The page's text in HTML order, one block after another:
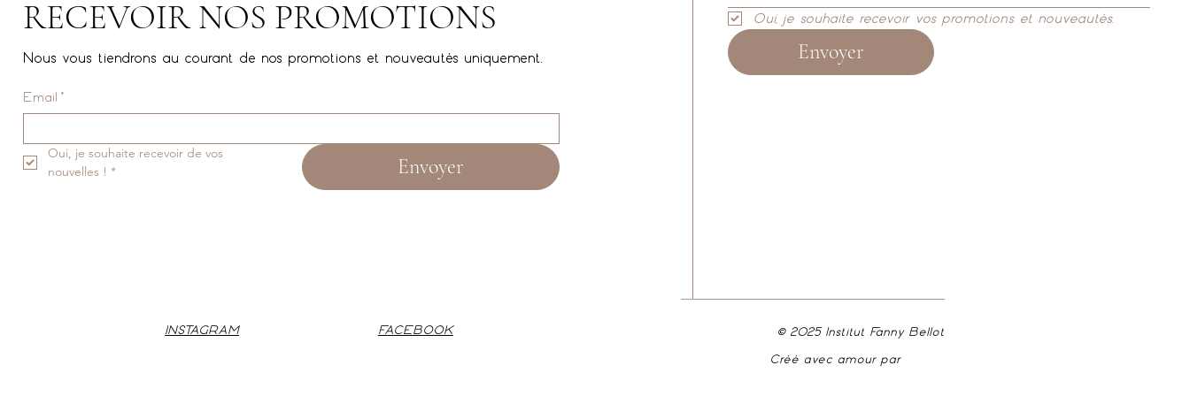
Oui, je souhaite recevoir vos promotions et nouveautés.
Envoyer
RECEVOIR NOS PROMOTIONS
Nous vous tiendrons au courant de nos promotions et nouveautés uniquement.
Email *
Oui, je souhaite recevoir de vos
nouvelles ! * Envoyer
INSTAGRAM FACEBOOK © 2025 Institut Fanny Bellot
Créé avec amour par